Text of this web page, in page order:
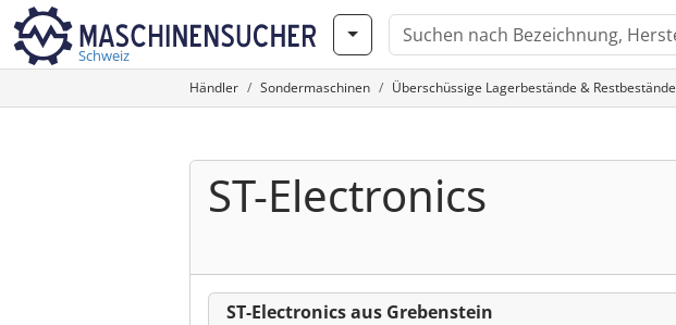
Schweiz
Händler Sondermaschinen Überschüssige Lagerbestände & Restbestände
ST-Electronics
ST-Electronics aus Grebenstein